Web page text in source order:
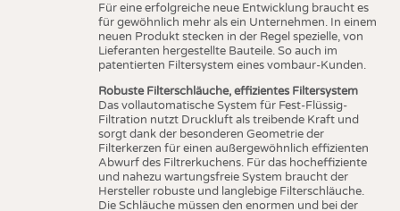
Für eine erfolgreiche neue Entwicklung braucht es
für gewöhnlich mehr als ein Unternehmen. In einem
neuen Produkt stecken in der Regel spezielle, von
Lieferanten hergestellte Bauteile. So auch im
patentierten Filtersystem eines vombaur-Kunden.
Robuste Filterschläuche, effizientes Filtersystem
Das vollautomatische System für Fest-Flüssig-
Filtration nutzt Druckluft als treibende Kraft und
sorgt dank der besonderen Geometrie der
Filterkerzen für einen außergewöhnlich effizienten
Abwurf des Filtrerkuchens. Für das hocheffiziente
und nahezu wartungsfreie System braucht der
Hersteller robuste und langlebige Filterschläuche.
Die Schläuche müssen den enormen und bei der